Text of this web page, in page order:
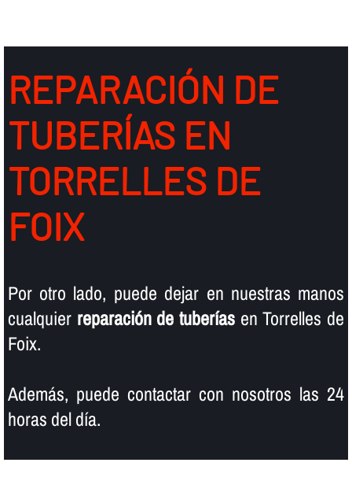
REPARACIÓN DE
TUBERÍ­AS EN
TORRELLES DE
FOIX
Por otro lado, puede dejar en nuestras manos
cualquier reparación de tuberí­as en Torrelles de
Foix.
Además, puede contactar con nosotros las 24
horas del dí­a.